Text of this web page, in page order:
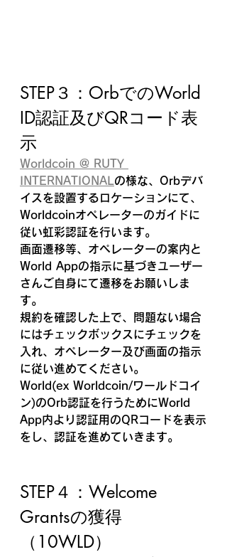
STEP３：OrbでのWorld
ID認証及びQRコード表
示
Worldcoin @ RUTY
INTERNATIONALの様な、Orbデバ
イスを設置するロケーションにて、
Worldcoinオペレーターのガイドに
従い虹彩認証を行います。
画面遷移等、オペレーターの案内と
World Appの指示に基づきユーザー
さんご自身にて遷移をお願いしま
す。
規約を確認した上で、問題ない場合
にはチェックボックスにチェックを
入れ、オペレーター及び画面の指示
に従い進めてください。
World(ex Worldcoin/ワールドコイ
ン)のOrb認証を行うためにWorld
App内より認証用のQRコードを表示
をし、認証を進めていきます。
STEP４：Welcome
Grantsの獲得
（10WLD）